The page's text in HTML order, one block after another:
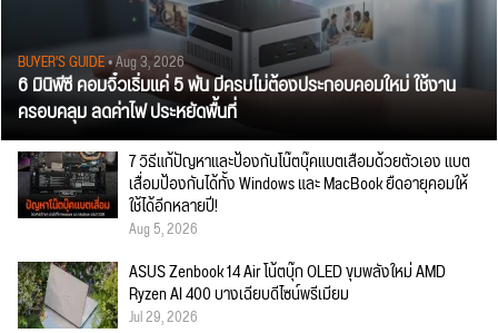
BUYER'S GUIDE• Aug 3, 2026
6 มินิพีซี คอมจิ๋วเริ่มแค่ 5 พัน มีครบไม่ต้องประกอบคอมใหม่ ใช้งาน
ครอบคลุม ลดค่าไฟ ประหยัดพื้นที่
7 วิธีแก้ปัญหาและป้องกันโน๊ตบุ๊คแบตเสื่อมด้วยตัวเอง แบต
เสื่อมป้องกันได้ทั้ง Windows และ MacBook ยืดอายุคอมให้
ใช้ได้อีกหลายปี!
Aug 5, 2026
ASUS Zenbook 14 Air โน้ตบุ๊ก OLED ขุมพลังใหม่ AMD
Ryzen AI 400 บางเฉียบดีไซน์พรีเมียม
Jul 29, 2026